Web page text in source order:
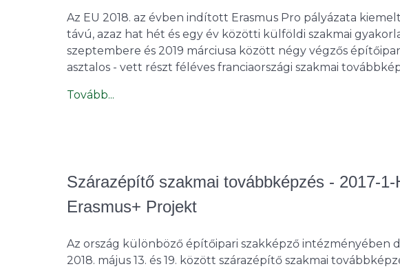
Az EU 2018. az évben indított Erasmus Pro pályázata
távú, azaz hat hét és egy év közötti külföldi szakmai
szeptembere és 2019 márciusa között négy végzős
asztalos - vett részt féléves franciaországi szakmai
Tovább...
Szárazépítő szakmai továbbképzés - 2017-
Erasmus+ Projekt
Az ország különböző építőipari szakképző intézményében
2018. május 13. és 19. között szárazépítő szakmai